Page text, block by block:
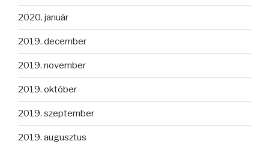
2020. január
2019. december
2019. november
2019. október
2019. szeptember
2019. augusztus